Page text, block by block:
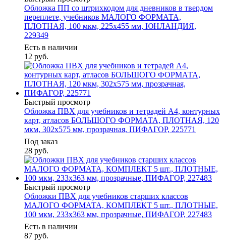
Обложка ПП со штрихкодом для дневников в твердом
переплете, учебников МАЛОГО ФОРМАТА,
ПЛОТНАЯ, 100 мкм, 225х455 мм, ЮНЛАНДИЯ,
229349
Есть в наличии
12 руб.
Быстрый просмотр
Обложка ПВХ для учебников и тетрадей А4, контурных
карт, атласов БОЛЬШОГО ФОРМАТА, ПЛОТНАЯ, 120
мкм, 302х575 мм, прозрачная, ПИФАГОР, 225771
Под заказ
28 руб.
Быстрый просмотр
Обложки ПВХ для учебников старших классов
МАЛОГО ФОРМАТА, КОМПЛЕКТ 5 шт., ПЛОТНЫЕ,
100 мкм, 233х363 мм, прозрачные, ПИФАГОР, 227483
Есть в наличии
87 руб.